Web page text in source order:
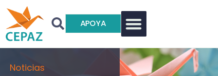
APOYA
Noticias